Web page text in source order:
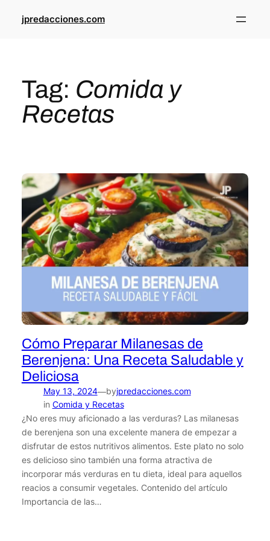
jpredacciones.com
Tag: Comida y
Recetas
Cómo Preparar Milanesas de
Berenjena: Una Receta Saludable y
Deliciosa
May 13, 2024—byjpredacciones.com
in Comida y Recetas
¿No eres muy aficionado a las verduras? Las milanesas
de berenjena son una excelente manera de empezar a
disfrutar de estos nutritivos alimentos. Este plato no solo
es delicioso sino también una forma atractiva de
incorporar más verduras en tu dieta, ideal para aquellos
reacios a consumir vegetales. Contenido del artículo
Importancia de las…